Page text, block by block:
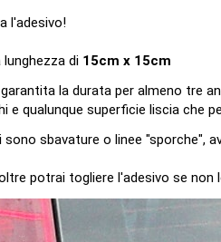
l'adesivo!
di 15cm x 15cm
la durata per almeno tre
qualunque superficie liscia che
sbavature o linee "sporche",
potrai togliere l'adesivo se non